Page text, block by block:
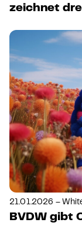
zeichnet
21.01.2026 –
BVDW gibt